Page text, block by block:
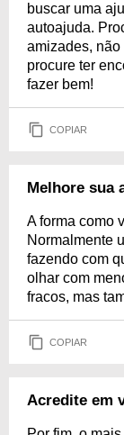
buscar uma
autoajuda.
amizades,
procure ter
fazer bem!
COPIAR
Melhore sua
A forma como
Normalmente
fazendo com
olhar com
fracos, mas
COPIAR
Acredite em